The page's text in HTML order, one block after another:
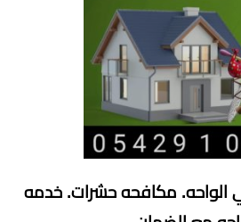
الواحه. مكافحه حشرات. خدمه